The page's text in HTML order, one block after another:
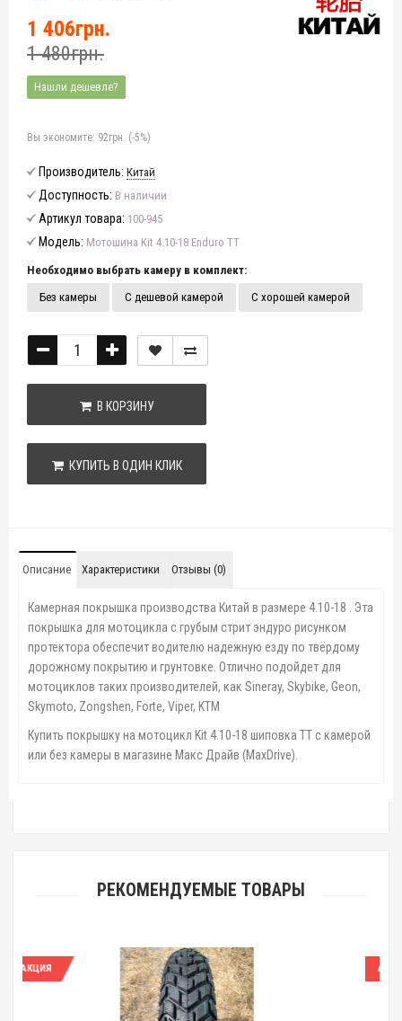
1 406грн.
1 480грн.
Нашли дешевле?
Вы экономите: 92грн. (-5%)
Производитель: Китай
Доступность: В наличии
Артикул товара: 100-945
Модель: Мотошина Kit 4.10-18 Enduro TT
Необходимо выбрать камеру в комплект:
Без камеры
С дешевой камерой С хорошей камерой
В КОРЗИНУ
КУПИТЬ В ОДИН КЛИК
Описание Характеристики Отзывы (0)
Камерная покрышка производства Китай в размере 4.10-18 . Эта
покрышка для мотоцикла с грубым стрит эндуро рисунком
протектора обеспечит водителю надежную езду по твёрдому
дорожному покрытию и грунтовке. Отлично подойдет для
мотоциклов таких производителей, как Sineray, Skybike, Geon,
Skymoto, Zongshen, Forte, Viper, KTM
Купить покрышку на мотоцикл Kit 4.10-18 шиповка TT с камерой
или без камеры в магазине Макс Драйв (MaxDrive).
РЕКОМЕНДУЕМЫЕ ТОВАРЫ
АКЦИЯ